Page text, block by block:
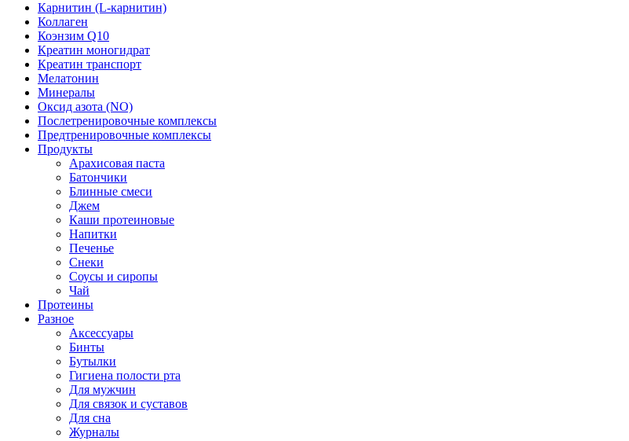
Карнитин (L-карнитин)
Коллаген
Коэнзим Q10
Креатин моногидрат
Креатин транспорт
Мелатонин
Минералы
Оксид азота (NO)
Послетренировочные комплексы
Предтренировочные комплексы
Продукты
Арахисовая паста
Батончики
Блинные смеси
Джем
Каши протеиновые
Напитки
Печенье
Снеки
Соусы и сиропы
Чай
Протеины
Разное
Аксессуары
Бинты
Бутылки
Гигиена полости рта
Для мужчин
Для связок и суставов
Для сна
Журналы